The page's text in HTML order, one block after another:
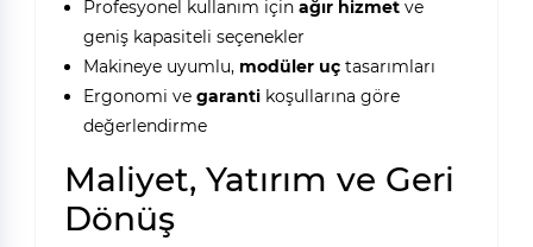
Profesyonel kullanım için ağır hizmetve
geniş kapasiteli seçenekler
Makineye uyumlu, modüler uçtasarımları
Ergonomi ve garantikoşullarına göre
değerlendirme
Maliyet, Yatırım ve Geri
Dönüş